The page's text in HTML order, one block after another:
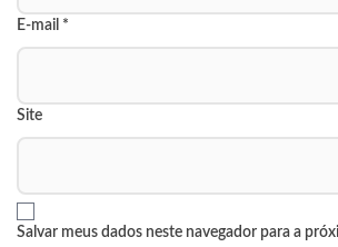
E-mail *
Site
Salvar meus dados neste navegador para a